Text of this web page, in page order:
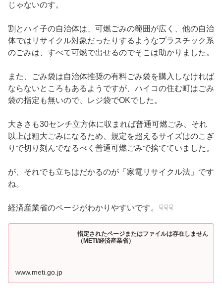
じゃないのす。
割とハイ子の自治体は、可燃ごみの範囲が広く、他の自治
体ではリサイクル対象だったりするようなプラスチック系
のごみは、すべて可燃で出せるのでそこは助かりました。
また、ごみ袋は自治体推奨の有料ごみ袋を購入しなければ
ならないところもあるようですが、ハイコの住む町はごみ
袋の指定も無いので、レジ袋でOKでした。
大きさも30センチ立方体に収まれば普通可燃ごみ、それ
以上は粗大ごみになるため、規定を超えるサイズはのこぎ
りで切り刻んでなるべく普通可燃ごみで捨てていました。
が、それでも立ちはだかるのが「家電リサイクル法」です
ね。
経済産業省のページがわかりやすいです。☟☟☟
指定されたページまたはファイルは存在しません
（METI/経済産業省）
www.meti.go.jp